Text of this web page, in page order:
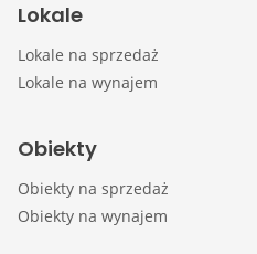
Lokale
Lokale na sprzedaż
Lokale na wynajem
Obiekty
Obiekty na sprzedaż
Obiekty na wynajem